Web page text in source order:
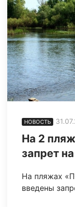
НОВОСТЬ
На 2
запрет
На пляжах
введены